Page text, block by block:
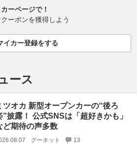
ーページで！
ーポンを獲得しよう
イカー登録をする
ース
ツオカ 新型オープンカーの“後ろ
”披露！ 公式SNSは「超好きかも」
ど期待の声多数
グーネット 13